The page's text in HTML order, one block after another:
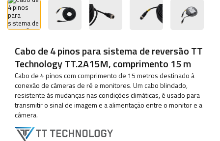
Cabo de 4 pinos para sistema de reversão TT
Technology TT.2A15M, comprimento 15 m
Cabo de 4 pinos com comprimento de 15 metros destinado à
conexão de câmeras de ré e monitores. Um cabo blindado,
resistente às mudanças nas condições climáticas, é usado para
transmitir o sinal de imagem e a alimentação entre o monitor e a
câmera.